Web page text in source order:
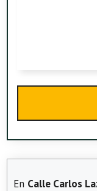
En Calle Carlos